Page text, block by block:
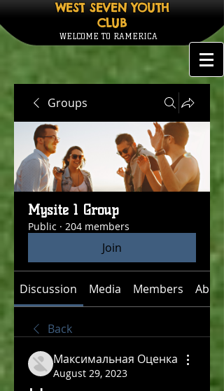
WEST SEVEN YOUTH
CLUB
WELCOME TO RAMERICA
Groups
Mysite 1 Group
Public · 204 members
Join
Discussion Media Members About
Back
Максимальная Оценка
August 29, 2023